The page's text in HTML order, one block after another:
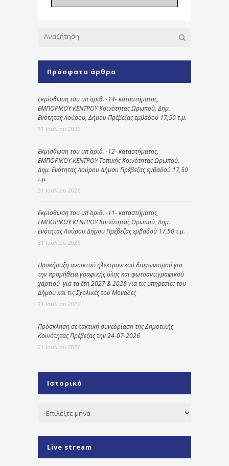
Πρόσφατα άρθρα
Εκμίσθωση του υπ΄ αριθ. -14- καταστήματος,
ΕΜΠΟΡΙΚΟΥ ΚΕΝΤΡΟΥ Κοινότητας Ωρωπού, Δημ.
Ενότητας Λούρου, Δήμου Πρέβεζας εμβαδού 17,50 τ.μ.
31 Ιουλίου 2026
Εκμίσθωση του υπ΄ αριθ. -12- καταστήματος,
ΕΜΠΟΡΙΚΟΥ ΚΕΝΤΡΟΥ Τοπικής Κοινότητας Ωρωπού,
Δημ. Ενότητας Λούρου Δήμου Πρέβεζας εμβαδού 17,50
τ.μ.
31 Ιουλίου 2026
Εκμίσθωση του υπ΄ αριθ. -11- καταστήματος,
ΕΜΠΟΡΙΚΟΥ ΚΕΝΤΡΟΥ Κοινότητας Ωρωπού, Δημ.
Ενότητας Λούρου Δήμου Πρέβεζας εμβαδού 17,50 τ.μ.
31 Ιουλίου 2026
Προκήρυξη ανοικτού ηλεκτρονικού διαγωνισμού για
την προμήθεια γραφικής ύλης και φωτοαντιγραφικού
χαρτιού για τα έτη 2027 & 2028 για τις υπηρεσίες του
Δήμου και τις Σχολικές του Μονάδες
21 Ιουλίου 2026
Πρόσκληση σε τακτική συνεδρίαση της Δημοτικής
Κοινότητας Πρέβεζας την 24-07-2026
21 Ιουλίου 2026
Ιστορικό
Ιστορικό
Live stream